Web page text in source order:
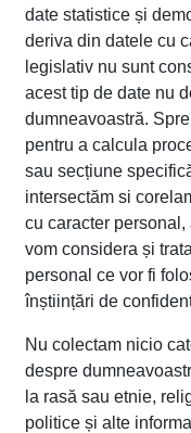
date statistice și
deriva din datele cu
legislativ nu sunt
acest tip de date nu
dumneavoastră.
pentru a calcula
sau secțiune
intersectăm si
cu caracter
vom considera și
personal ce vor fi
înștiințări de
Nu colectam nicio
despre
la rasă sau etnie,
politice și alte